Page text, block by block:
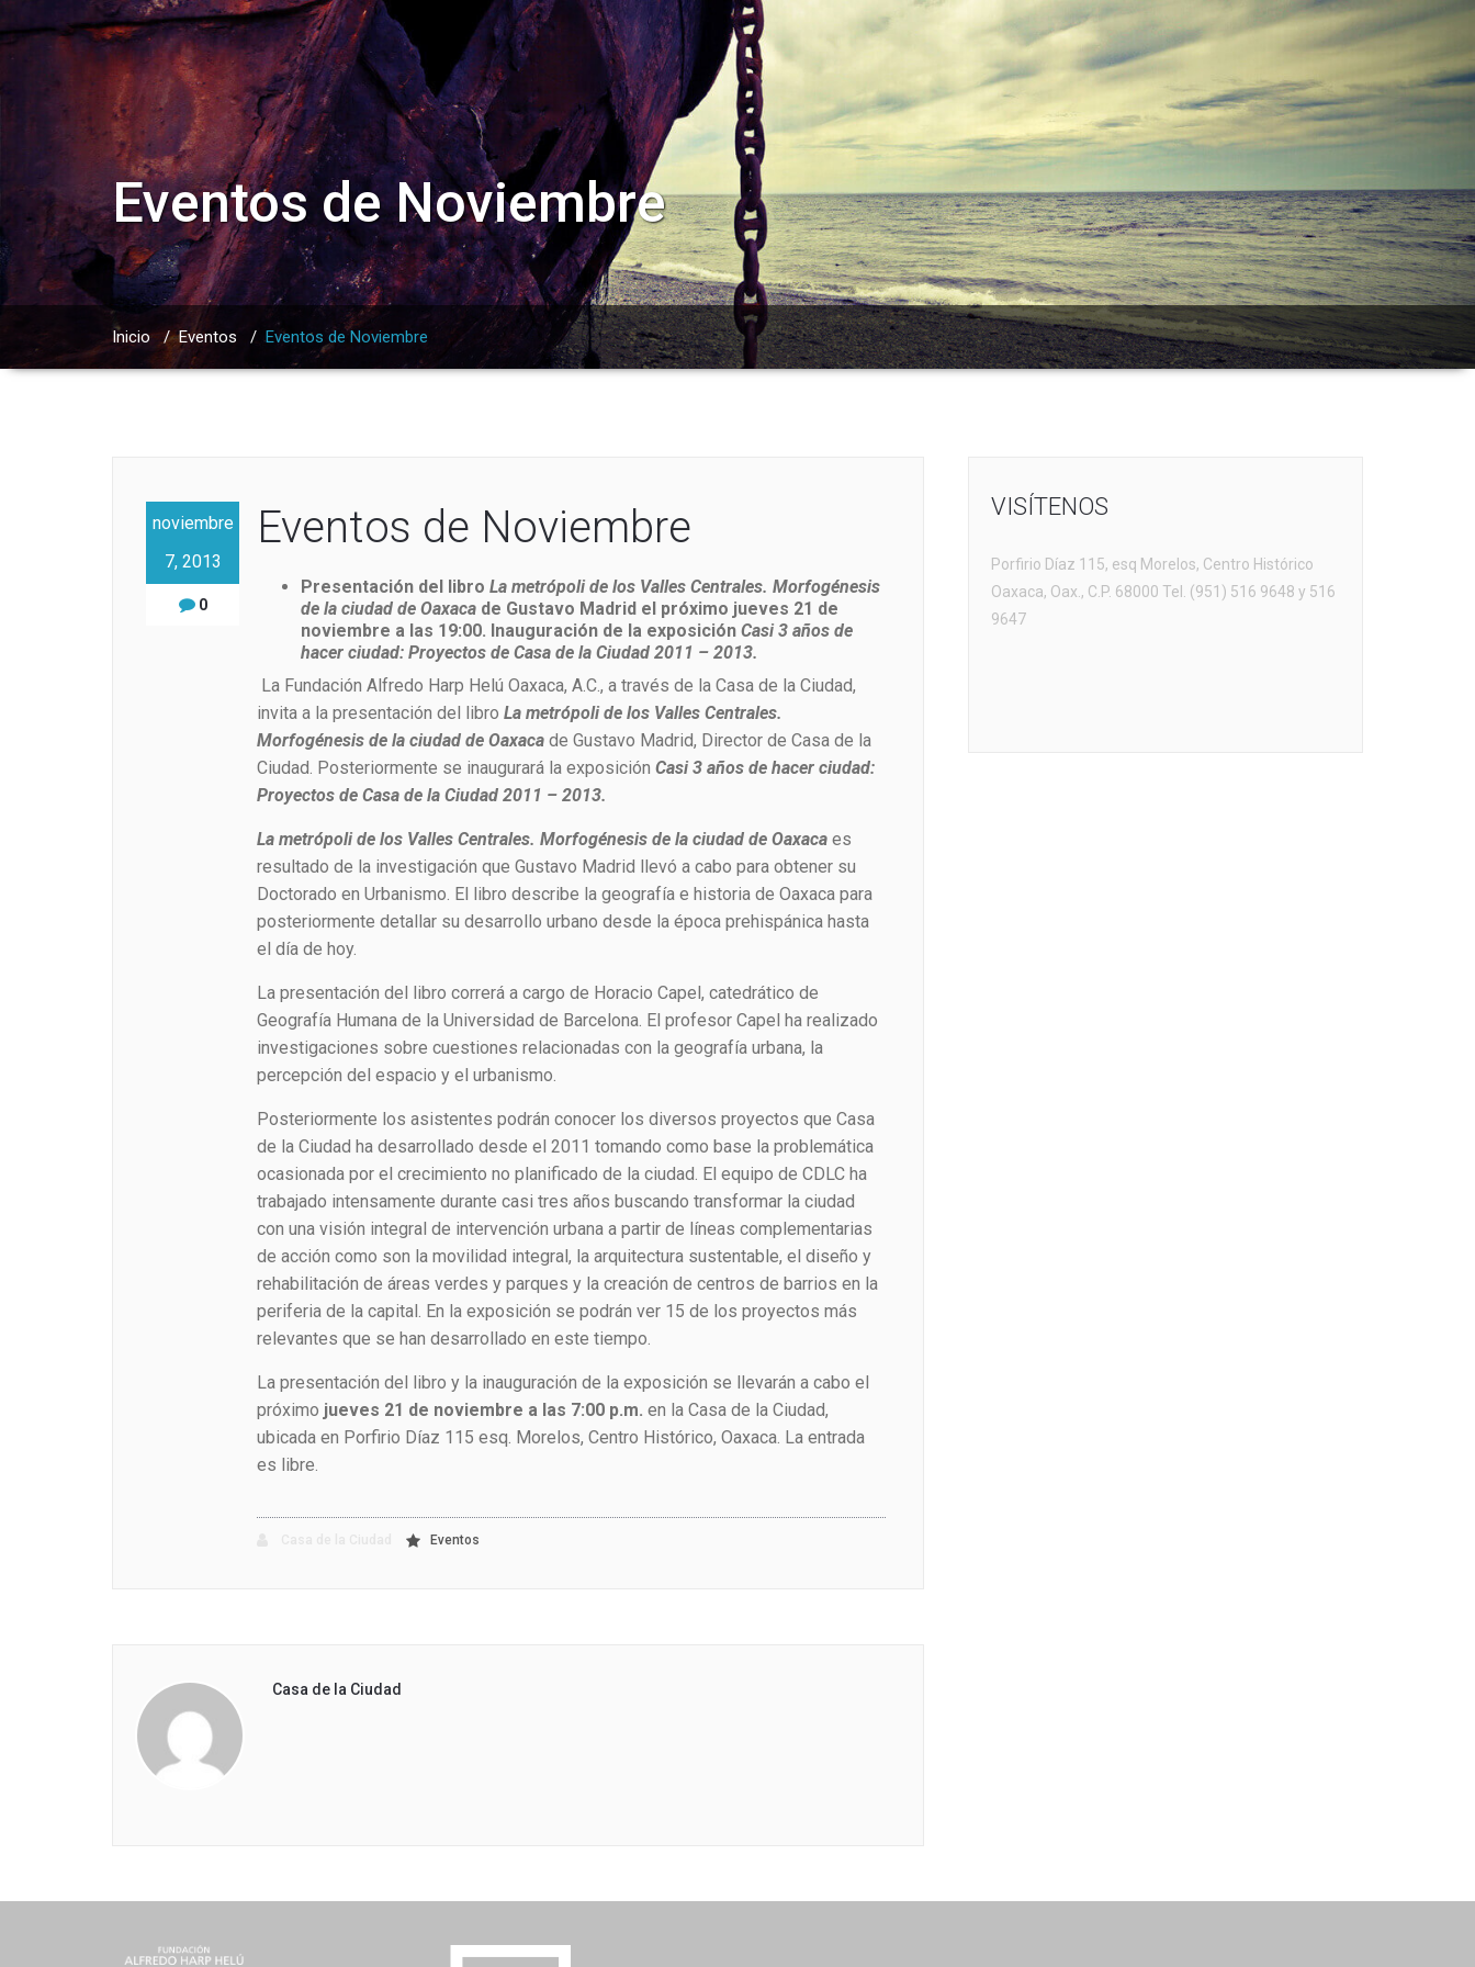
Eventos de Noviembre
Inicio/Eventos /Eventos de Noviembre
noviembre
7, 2013
0
Eventos de Noviembre
Presentación del libro La metrópoli de los Valles Centrales. Morfogénesis
de la ciudad de Oaxaca de Gustavo Madrid el próximo jueves 21 de
noviembre a las 19:00. Inauguración de la exposición Casi 3 años de
hacer ciudad: Proyectos de Casa de la Ciudad 2011 – 2013.
La Fundación Alfredo Harp Helú Oaxaca, A.C., a través de la Casa de la Ciudad,
invita a la presentación del libro La metrópoli de los Valles Centrales.
Morfogénesis de la ciudad de Oaxaca de Gustavo Madrid, Director de Casa de la
Ciudad. Posteriormente se inaugurará la exposición Casi 3 años de hacer ciudad:
Proyectos de Casa de la Ciudad 2011 – 2013.
La metrópoli de los Valles Centrales. Morfogénesis de la ciudad de Oaxacaes
resultado de la investigación que Gustavo Madrid llevó a cabo para obtener su
Doctorado en Urbanismo. El libro describe la geografía e historia de Oaxaca para
posteriormente detallar su desarrollo urbano desde la época prehispánica hasta
el día de hoy.
La presentación del libro correrá a cargo de Horacio Capel, catedrático de
Geografía Humana de la Universidad de Barcelona. El profesor Capel ha realizado
investigaciones sobre cuestiones relacionadas con la geografía urbana, la
percepción del espacio y el urbanismo.
Posteriormente los asistentes podrán conocer los diversos proyectos que Casa
de la Ciudad ha desarrollado desde el 2011 tomando como base la problemática
ocasionada por el crecimiento no planificado de la ciudad. El equipo de CDLC ha
trabajado intensamente durante casi tres años buscando transformar la ciudad
con una visión integral de intervención urbana a partir de líneas complementarias
de acción como son la movilidad integral, la arquitectura sustentable, el diseño y
rehabilitación de áreas verdes y parques y la creación de centros de barrios en la
periferia de la capital. En la exposición se podrán ver 15 de los proyectos más
relevantes que se han desarrollado en este tiempo.
La presentación del libro y la inauguración de la exposición se llevarán a cabo el
próximo jueves 21 de noviembre a las 7:00 p.m. en la Casa de la Ciudad,
ubicada en Porfirio Díaz 115 esq. Morelos, Centro Histórico, Oaxaca. La entrada
es libre.
Eventos
Casa de la Ciudad
VISÍTENOS
Porfirio Díaz 115, esq Morelos, Centro Histórico
Oaxaca, Oax., C.P. 68000 Tel. (951) 516 9648 y 516
9647